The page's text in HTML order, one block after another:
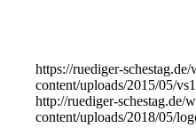
https://ruediger-schestag.de/
content/uploads/2015/05/
http://ruediger-schestag.de/
content/uploads/2018/05/